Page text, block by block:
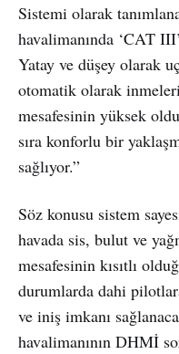
Sistemi olarak
havalimanında ‘CAT
Yatay ve düşey olarak
otomatik olarak
mesafesinin yüksek
sıra konforlu bir
sağlıyor.”
Söz konusu sistem
havada sis, bulut ve
mesafesinin kısıtlı
durumlarda dahi
ve iniş imkanı
havalimanının DHMİ